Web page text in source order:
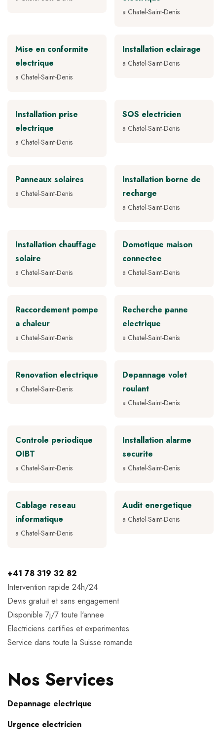
a Chatel-Saint-Denis
Mise en conformite
electrique
a Chatel-Saint-Denis
Installation eclairage
a Chatel-Saint-Denis
Installation prise
electrique
a Chatel-Saint-Denis
SOS electricien
a Chatel-Saint-Denis
Panneaux solaires
a Chatel-Saint-Denis
Installation borne de
recharge
a Chatel-Saint-Denis
Installation chauffage
solaire
a Chatel-Saint-Denis
Domotique maison
connectee
a Chatel-Saint-Denis
Raccordement pompe
a chaleur
a Chatel-Saint-Denis
Recherche panne
electrique
a Chatel-Saint-Denis
Renovation electrique
a Chatel-Saint-Denis
Depannage volet
roulant
a Chatel-Saint-Denis
Controle periodique
OIBT
a Chatel-Saint-Denis
Installation alarme
securite
a Chatel-Saint-Denis
Cablage reseau
informatique
a Chatel-Saint-Denis
Audit energetique
a Chatel-Saint-Denis
+41 78 319 32 82
Intervention rapide 24h/24
Devis gratuit et sans engagement
Disponible 7j/7 toute l'annee
Electriciens certifies et experimentes
Service dans toute la Suisse romande
Nos Services
Depannage electrique
Urgence electricien